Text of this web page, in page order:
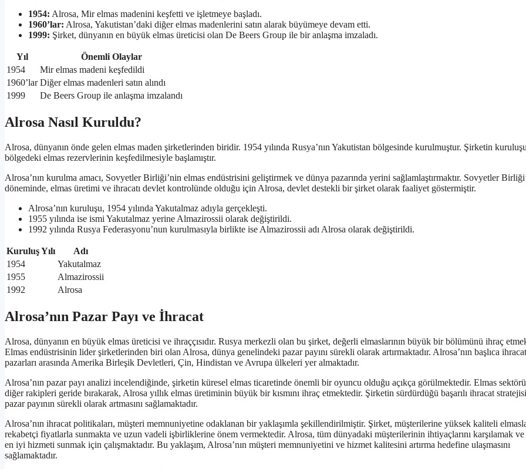
1954: Alrosa, Mir elmas madenini keşfetti ve işletmeye başladı.
1960’lar: Alrosa, Yakutistan’daki diğer elmas madenlerini satın alarak büyümeye devam etti.
1999: Şirket, dünyanın en büyük elmas üreticisi olan De Beers Group ile bir anlaşma imzaladı.
Yıl
Önemli Olaylar
1954
Mir elmas madeni keşfedildi
1960’lar Diğer elmas madenleri satın alındı
1999
De Beers Group ile anlaşma imzalandı
Alrosa Nasıl Kuruldu?
Alrosa, dünyanın önde gelen elmas maden şirketlerinden biridir. 1954 yılında Rusya’nın Yakutistan bölgesinde kurulmuştur. Şirketin
bölgedeki elmas rezervlerinin keşfedilmesiyle başlamıştır.
Alrosa’nın kurulma amacı, Sovyetler Birliği’nin elmas endüstrisini geliştirmek ve dünya pazarında yerini sağlamlaştırmaktır. Sovyetler
döneminde, elmas üretimi ve ihracatı devlet kontrolünde olduğu için Alrosa, devlet destekli bir şirket olarak faaliyet göstermiştir.
Alrosa’nın kuruluşu, 1954 yılında Yakutalmaz adıyla gerçekleşti.
1955 yılında ise ismi Yakutalmaz yerine Almazirossii olarak değiştirildi.
1992 yılında Rusya Federasyonu’nun kurulmasıyla birlikte ise Almazirossii adı Alrosa olarak değiştirildi.
Kuruluş Yılı
Adı
1954
Yakutalmaz
1955
Almazirossii
1992
Alrosa
Alrosa’nın Pazar Payı ve İhracat
Alrosa, dünyanın en büyük elmas üreticisi ve ihraççısıdır. Rusya merkezli olan bu şirket, değerli elmaslarının büyük bir bölümünü ihraç
Elmas endüstrisinin lider şirketlerinden biri olan Alrosa, dünya genelindeki pazar payını sürekli olarak artırmaktadır. Alrosa’nın başlıca ihracat
pazarları arasında Amerika Birleşik Devletleri, Çin, Hindistan ve Avrupa ülkeleri yer almaktadır.
Alrosa’nın pazar payı analizi incelendiğinde, şirketin küresel elmas ticaretinde önemli bir oyuncu olduğu açıkça görülmektedir. Elmas
diğer rakipleri geride bırakarak, Alrosa yıllık elmas üretiminin büyük bir kısmını ihraç etmektedir. Şirketin sürdürdüğü başarılı ihracat
pazar payının sürekli olarak artmasını sağlamaktadır.
Alrosa’nın ihracat politikaları, müşteri memnuniyetine odaklanan bir yaklaşımla şekillendirilmiştir. Şirket, müşterilerine yüksek kaliteli
rekabetçi fiyatlarla sunmakta ve uzun vadeli işbirliklerine önem vermektedir. Alrosa, tüm dünyadaki müşterilerinin ihtiyaçlarını karşılamak ve
en iyi hizmeti sunmak için çalışmaktadır. Bu yaklaşım, Alrosa’nın müşteri memnuniyetini ve hizmet kalitesini artırma hedefine ulaşmasını
sağlamaktadır.